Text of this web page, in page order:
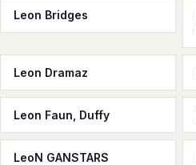
Leon Bridges
Leon Dramaz
Leon Faun, Duffy
LeoN GANSTARS